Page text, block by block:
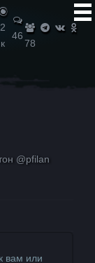
2
к
46
78
@pfilan
вам или